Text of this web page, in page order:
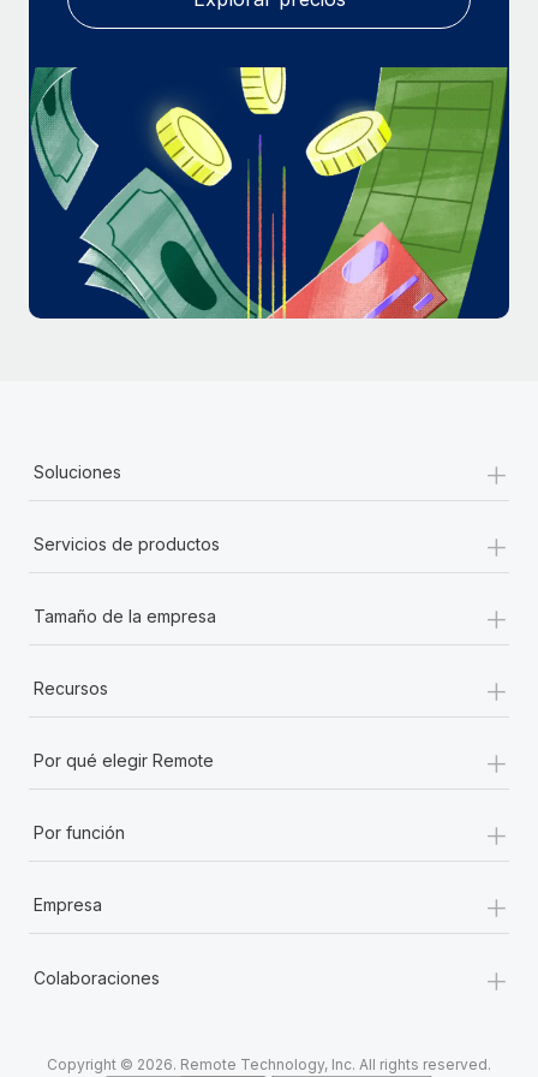
Soluciones +
Servicios de productos +
Tamaño de la empresa +
Recursos +
Por qué elegir Remote +
Por función +
Empresa +
Colaboraciones +
Copyright © 2026. Remote Technology, Inc. All rights reserved.